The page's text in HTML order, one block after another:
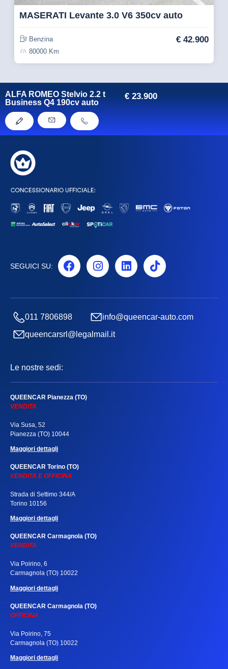
MASERATI Levante 3.0 V6 350cv auto
Benzina
80000 Km
€ 42.900
ALFA ROMEO Stelvio 2.2 t
Business Q4 190cv auto
€ 23.900
SEGUICI SU:
011 7806898
info@queencar-auto.com
queencarsrl@legalmail.it
Le nostre sedi:
QUEENCAR Pianezza (TO)
VENDITA
Via Susa, 52
Pianezza (TO) 10044
Maggiori dettagli
QUEENCAR Torino (TO)
VENDITA E OFFICINA
Strada di Settimo 344/A
Torino 10156
Maggiori dettagli
QUEENCAR Carmagnola (TO)
VENDITA
Via Poirino, 6
Carmagnola (TO) 10022
Maggiori dettagli
QUEENCAR Carmagnola (TO)
OFFICINA
Via Poirino, 75
Carmagnola (TO) 10022
Maggiori dettagli